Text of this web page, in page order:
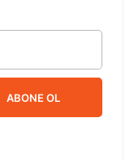
ABONE OL